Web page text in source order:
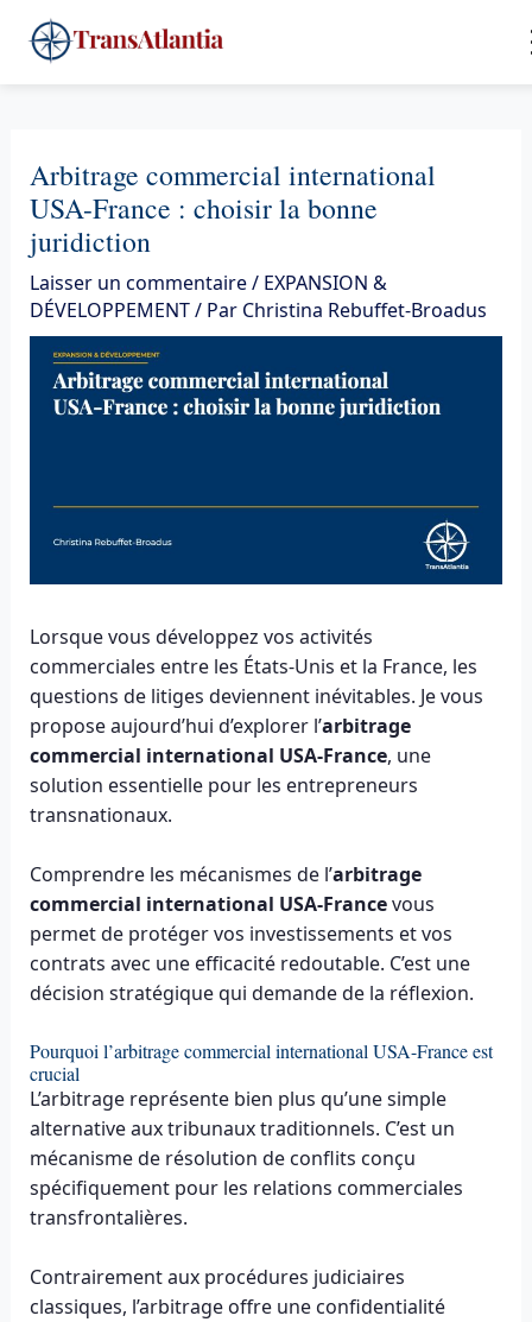
au
contenu
Arbitrage commercial international
USA-France : choisir la bonne
juridiction
Laisser un commentaire/ EXPANSION &
DÉVELOPPEMENT/ Par Christina Rebuffet-Broadus
Lorsque vous développez vos activités
commerciales entre les États-Unis et la France, les
questions de litiges deviennent inévitables. Je vous
propose aujourd’hui d’explorer l’arbitrage
commercial international USA-France, une
solution essentielle pour les entrepreneurs
transnationaux.
Comprendre les mécanismes de l’arbitrage
commercial international USA-Francevous
permet de protéger vos investissements et vos
contrats avec une efficacité redoutable. C’est une
décision stratégique qui demande de la réflexion.
Pourquoi l’arbitrage commercial international USA-France est
crucial
L’arbitrage représente bien plus qu’une simple
alternative aux tribunaux traditionnels. C’est un
mécanisme de résolution de conflits conçu
spécifiquement pour les relations commerciales
transfrontalières.
Contrairement aux procédures judiciaires
classiques, l’arbitrage offre une confidentialité